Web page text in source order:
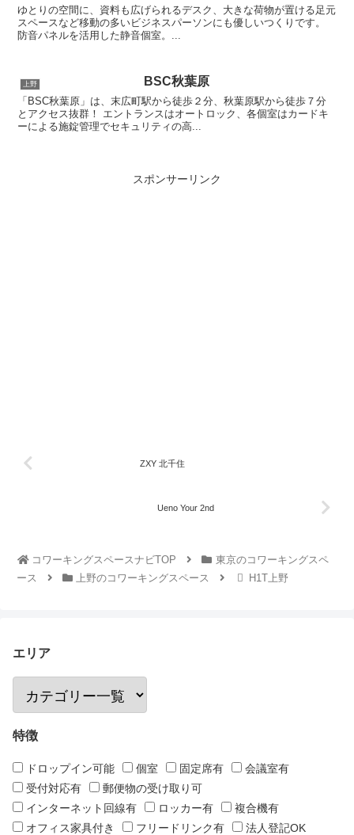
ゆとりの空間に、資料も広げられるデスク、大きな荷物が置ける足元
スペースなど移動の多いビジネスパーソンにも優しいつくりです。
防音パネルを活用した静音個室。...
上野 BSC秋葉原
「BSC秋葉原」は、末広町駅から徒歩２分、秋葉原駅から徒歩７分
とアクセス抜群！ エントランスはオートロック、各個室はカードキ
ーによる施錠管理でセキュリティの高...
スポンサーリンク
ZXY 北千住
Ueno Your 2nd
コワーキングスペースナビTOP
東京のコワーキングスペ
ース
上野のコワーキングスペース H1T上野
エリア
特徴
ドロップイン可能 個室 固定席有
会議室有
受付対応有
郵便物の受け取り可
インターネット回線有
ロッカー有
複合機有
オフィス家具付き
フリードリンク有
法人登記OK